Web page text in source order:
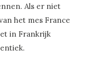
Als er niet
het mes France
in Frankrijk